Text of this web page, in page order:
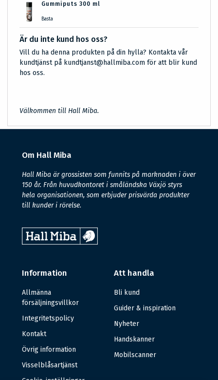
Gummiputs 300 ml
Basta
Är du inte kund hos oss?
Vill du ha denna produkten på din hylla? Kontakta vår
kundtjänst på kundtjanst@hallmiba.com för att blir kund
hos oss.
Välkommen till Hall Miba.
Om Hall Miba
Hall Miba är grossisten som funnits på marknaden i över
150 år. Från huvudkontoret i småländska Växjö styrs
hela organisationen, som erbjuder prisvärda produkter
till kunder i rörelse.
Information
Allmänna
försäljningsvillkor
Integritetspolicy
Kontakt
Övrig information
Visselblåsartjänst
Att handla
Bli kund
Guider & inspiration
Nyheter
Handskanner
Mobilscanner